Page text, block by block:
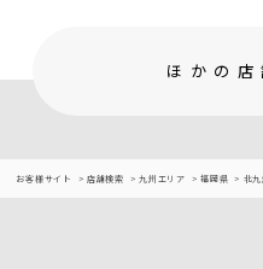
ほかの店
お客様サイト 店舗検索 九州エリア 福岡県 北